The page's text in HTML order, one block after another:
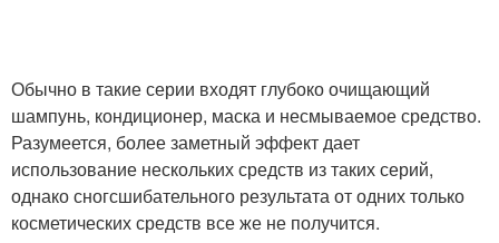
Обычно в такие серии входят глубоко очищающий
шампунь, кондиционер, маска и несмываемое средство.
Разумеется, более заметный эффект дает
использование нескольких средств из таких серий,
однако сногсшибательного результата от одних только
косметических средств все же не получится.